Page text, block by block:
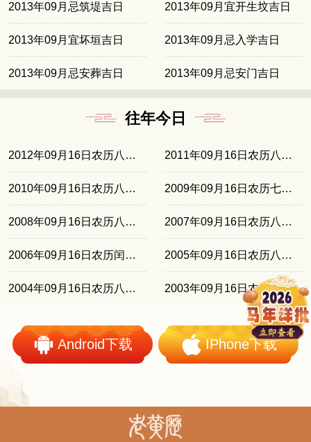
2013年09月忌筑堤吉日 2013年09月宜开生坟吉日
2013年09月宜坏垣吉日 2013年09月忌入学吉日
2013年09月忌安葬吉日 2013年09月忌安门吉日
往年今日
2012年09月16日农历八月初一 2011年09月16日农历八月十九
2010年09月16日农历八月初九 2009年09月16日农历七月廿八
2008年09月16日农历八月十七 2007年09月16日农历八月初六
2006年09月16日农历闰七月廿四 2005年09月16日农历八月十三
2004年09月16日农历八月初三 2003年09月16日农历八月二十
Android下载 IPhone下载